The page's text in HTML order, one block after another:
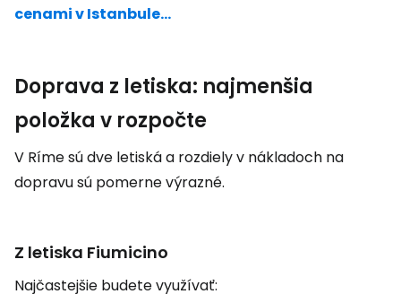
cenami v Istanbule...
Doprava z letiska: najmenšia
položka v rozpočte
V Ríme sú dve letiská a rozdiely v nákladoch na
dopravu sú pomerne výrazné.
Z letiska Fiumicino
Najčastejšie budete využívať: